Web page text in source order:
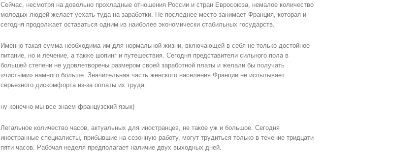
Сейчас, несмотря на довольно прохладные отношения России и стран Евросоюза, немалое количество
молодых людей желает уехать туда на заработки. Не последнее место занимает Франция, которая и
сегодня продолжает оставаться одним из наиболее экономически стабильных государств.
Именно такая сумма необходима им для нормальной жизни, включающей в себя не только достойное
питание, но и лечение, а также шопинг и путешествия. Сегодня представители сильного пола в
большей степени не удовлетворены размером своей заработной платы и желали бы получать
«чистыми» намного больше. Значительная часть женского населения Франции не испытывает
серьезного дискомфорта из-за оплаты их труда.
ну конечно мы все знаем французский язык)
Легальное количество часов, актуальных для иностранцев, не такое уж и большое. Сегодня
иностранные специалисты, прибывшие на сезонную работу, могут трудиться только в течение тридцати
пяти часов. Рабочая неделя предполагает наличие двух выходных дней.